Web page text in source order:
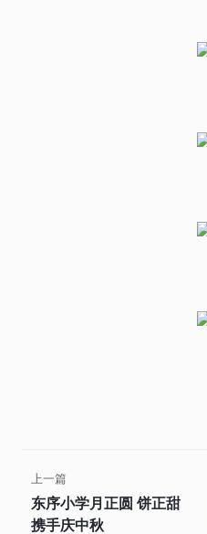
上一篇
东序小学月正圆 饼正甜
携手庆中秋